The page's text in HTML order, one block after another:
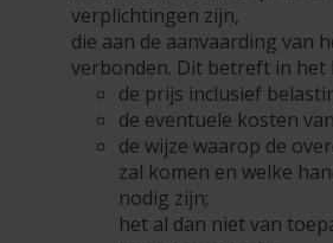
verplichtingen zijn,
die aan de aanvaarding van
verbonden. Dit betreft in het
de prijs inclusief
de eventuele kosten
de wijze waarop de
zal komen en welke
nodig zijn;
het al dan niet van